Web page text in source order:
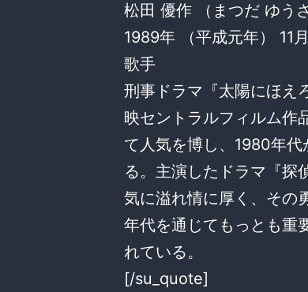
松田 優作 （まつだ ゆう
1989年 （平成元年） 11
歌手
刑事ドラマ『太陽にほえ
映セントラルフィルム作
て人気を博し、1980年
る。主演したドラマ『探
気に溢れ情に厚く、その
年代を通じてもっとも重
れている。
[/su_quote]